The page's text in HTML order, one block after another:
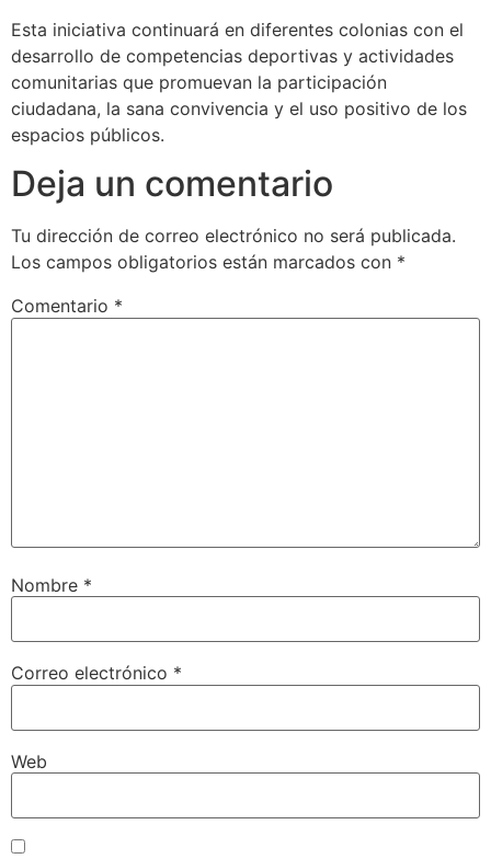
Esta iniciativa continuará en diferentes colonias con el
desarrollo de competencias deportivas y actividades
comunitarias que promuevan la participación
ciudadana, la sana convivencia y el uso positivo de los
espacios públicos.
Deja un comentario
Tu dirección de correo electrónico no será publicada.
Los campos obligatorios están marcados con *
Comentario *
Nombre *
Correo electrónico *
Web